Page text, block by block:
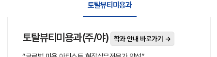
토탈뷰티미용과
토탈뷰티미용과(주/야) 학과 안내 바로가기 →